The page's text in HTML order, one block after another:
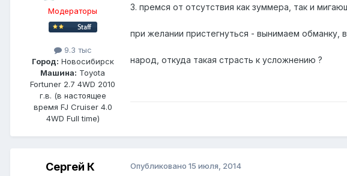
Модераторы
9.3 тыс
Город: Новосибирск
Машина: Toyota
Fortuner 2.7 4WD 2010
г.в. (в настоящее
время FJ Cruiser 4.0
4WD Full time)
3. премся от отсутствия как зуммера, так и
при желании пристегнуться - вынимаем обманку,
народ, откуда такая страсть к усложнению ?
Сергей К Опубликовано 15 июля, 2014